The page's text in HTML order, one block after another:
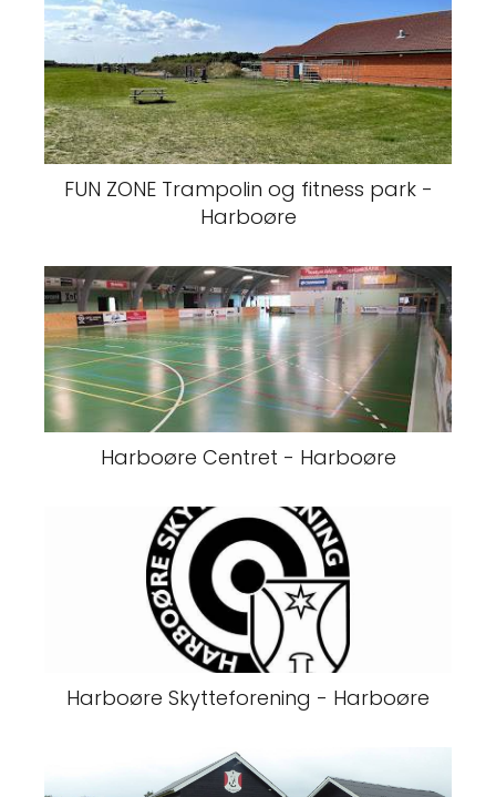
FUN ZONE Trampolin og fitness park -
Harboøre
Harboøre Centret - Harboøre
Harboøre Skytteforening - Harboøre